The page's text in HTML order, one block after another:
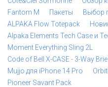
Fantom M
Пакеты
Выбор
ALPAKA Flow Totepack
Alpaka Elements Tech Case и
Moment Everything Sling 2L
Code of Bell X-CASE - 3-Way
Mujjo для iPhone 14 Pro
Pioneer Savant Pack